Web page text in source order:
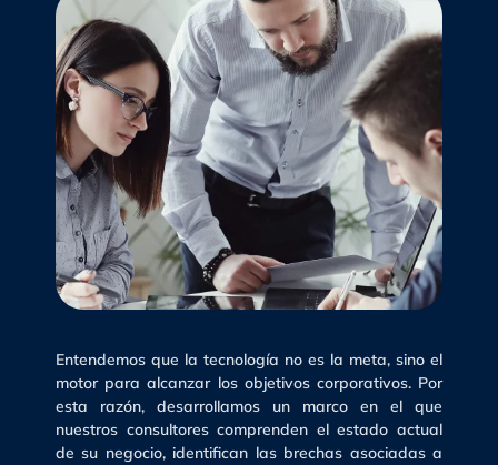
Entendemos que la tecnología no es la meta, sino el
motor para alcanzar los objetivos corporativos. Por
esta razón, desarrollamos un marco en el que
nuestros consultores comprenden el estado actual
de su negocio, identifican las brechas asociadas a